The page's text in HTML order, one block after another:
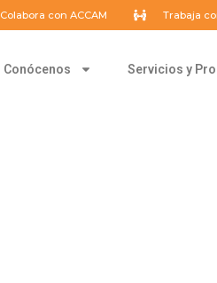
Colabora con ACCAM Trabaja
Conócenos Servicios y